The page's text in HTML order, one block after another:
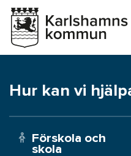
Hur kan vi
Förskola och
skola